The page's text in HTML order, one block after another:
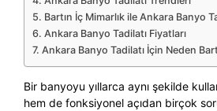
Bartın İç Mimarlık ile Ankara Banyo
Ankara Banyo Tadilatı Fiyatları
Ankara Banyo Tadilatı İçin Neden
Bir banyoyu yıllarca aynı şekilde
hem de fonksiyonel açıdan birçok